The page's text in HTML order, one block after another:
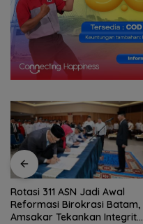
Rotasi 311 ASN Jadi Awal
Reformasi Birokrasi Batam,
Amsakar Tekankan Integritas